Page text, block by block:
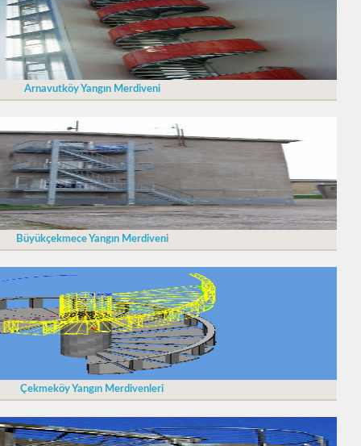
Arnavutköy Yangın Merdiveni
Büyükçekmece Yangın Merdiveni
Çekmeköy Yangın Merdivenleri